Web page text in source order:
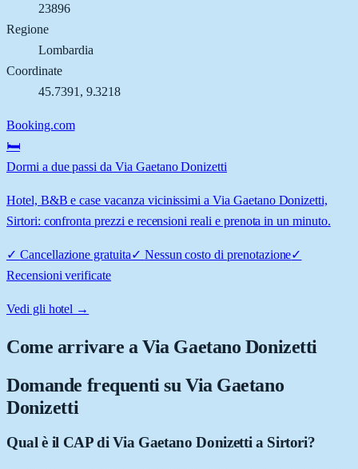
23896
Regione
Lombardia
Coordinate
45.7391 , 9.3218
Booking.com
🛏️
Dormi a due passi da Via Gaetano Donizetti
Hotel, B&B e case vacanza vicinissimi a Via Gaetano Donizetti,
Sirtori: confronta prezzi e recensioni reali e prenota in un minuto.
✓ Cancellazione gratuita✓ Nessun costo di prenotazione✓
Recensioni verificate
Vedi gli hotel →
Come arrivare aVia Gaetano Donizetti
Domande frequenti su Via Gaetano
Donizetti
Qual è il CAP di Via Gaetano Donizetti a Sirtori?